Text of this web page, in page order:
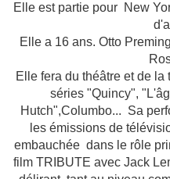
Elle est partie pour New
Elle a 16 ans. Otto
Elle fera du théâtre et de
séries "Quincy",
Hutch",Columbo... Sa
les émissions de
embauchée dans le rôle
film TRIBUTE avec Jack